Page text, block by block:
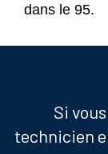
dans le 95.
Si
technicien